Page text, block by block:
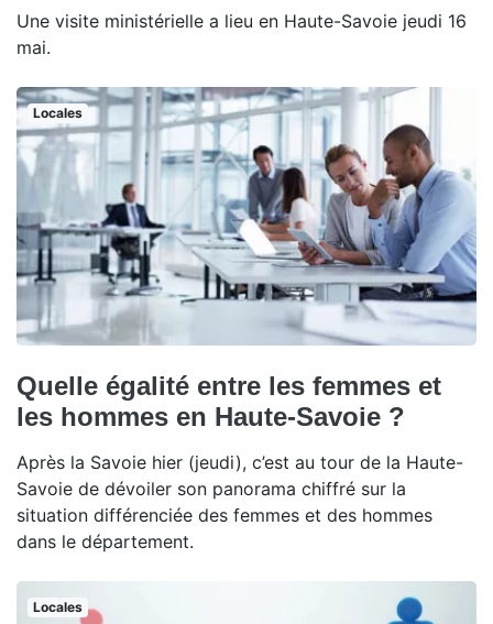
Une visite ministérielle a lieu en Haute-Savoie jeudi 16
mai.
Locales
Quelle égalité entre les femmes et
les hommes en Haute-Savoie ?
Après la Savoie hier (jeudi), c’est au tour de la Haute-
Savoie de dévoiler son panorama chiffré sur la
situation différenciée des femmes et des hommes
dans le département.
Locales